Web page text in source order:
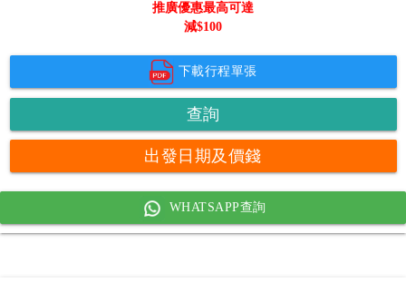
推廣優惠最高可達
減$100
下載行程單張
查詢
出發日期及價錢
WHATSAPP查詢